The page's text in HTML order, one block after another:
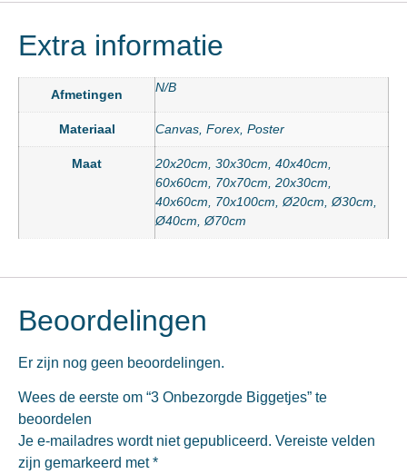
Extra informatie
Afmetingen N/B
Materiaal Canvas, Forex, Poster
Maat
20x20cm, 30x30cm, 40x40cm,
60x60cm, 70x70cm, 20x30cm,
40x60cm, 70x100cm, Ø20cm, Ø30cm,
Ø40cm, Ø70cm
Beoordelingen
Er zijn nog geen beoordelingen.
Wees de eerste om “3 Onbezorgde Biggetjes” te
beoordelen
Je e-mailadres wordt niet gepubliceerd. Vereiste velden
zijn gemarkeerd met*